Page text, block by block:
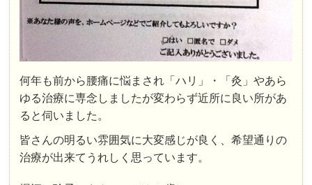
何年も前から腰痛に悩まされ「ハリ」・「灸」やあら
ゆる治療に専念しましたが変わらず近所に良い所があ
ると伺いました。
皆さんの明るい雰囲気に大変感じが良く、希望通りの
治療が出来てうれしく思っています。